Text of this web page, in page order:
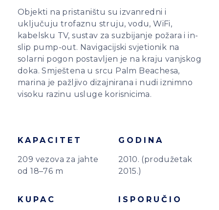
Objekti na pristaništu su izvanredni i
uključuju trofaznu struju, vodu, WiFi,
kabelsku TV, sustav za suzbijanje požara i in-
slip pump-out. Navigacijski svjetionik na
solarni pogon postavljen je na kraju vanjskog
doka. Smještena u srcu Palm Beachesa,
marina je pažljivo dizajnirana i nudi iznimno
visoku razinu usluge korisnicima.
KAPACITET
209 vezova za jahte
od 18–76 m
GODINA
2010. (produžetak
2015.)
KUPAC ISPORUČIO